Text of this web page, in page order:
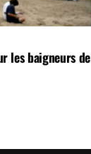
les baigneurs de